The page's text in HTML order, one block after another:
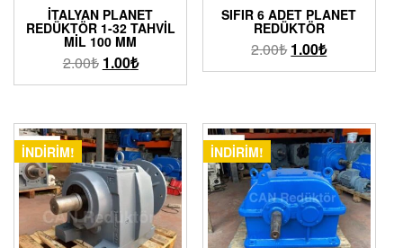
İTALYAN PLANET
REDÜKTÖR 1-32 TAHVIL
MIL 100 MM
2.00₺ 1.00₺
SIFIR 6 ADET PLANET
REDÜKTÖR
2.00₺ 1.00₺
İNDIRIM! İNDIRIM!